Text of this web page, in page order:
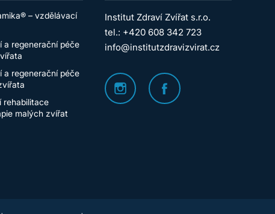
– vzdělávací
a regenerační péče
a regenerační péče
rehabilitace
malých zvířat
Institut Zdraví Zvířat s.r.o.
tel.: +420 608 342 723
info@institutzdravizvirat.cz